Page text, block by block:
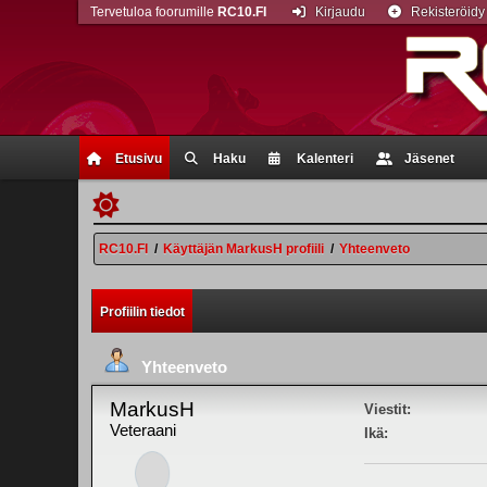
Etusivu Haku Kalenteri Jäsenet
Tervetuloa foorumille RC10.FI Kirjaudu Rekisteröidy
RC10.FI / Käyttäjän MarkusH profiili / Yhteenveto
Profiilin tiedot
Yhteenveto
MarkusH
Veteraani
Viestit:
Ikä: